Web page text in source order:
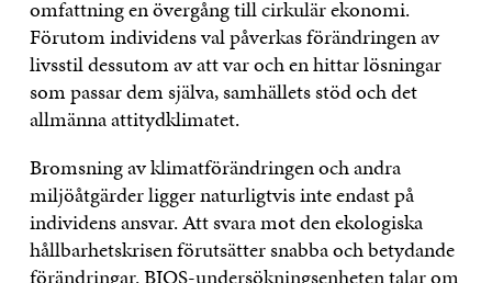
omfattning en övergång till cirkulär ekonomi.
Förutom individens val påverkas förändringen av
livsstil dessutom av att var och en hittar lösningar
som passar dem själva, samhällets stöd och det
allmänna attitydklimatet.
Bromsning av klimatförändringen och andra
miljöåtgärder ligger naturligtvis inte endast på
individens ansvar. Att svara mot den ekologiska
hållbarhetskrisen förutsätter snabba och betydande